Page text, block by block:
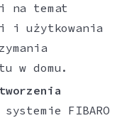
na temat
użytkowania
w domu.
systemie FIBARO